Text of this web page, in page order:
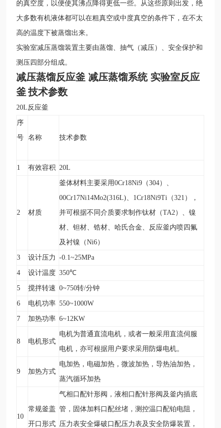
的真空度，以便使其沸点降得更低一些。从这些原则出发，绝
大多数有机液体都可以在粗真空或中度真空的条件下，在不太
高的温度下被蒸馏出来。
实验室减压蒸馏装置主要由蒸馏、抽气（减压）、安全保护和
测压四部分组成。
减压蒸馏反应釜 减压蒸馏系统 实验室反应
釜 技术参数
20L 反应釜
序
号
名称 技术参数
1 有效容积 20L
2 材质
釜体材料主要采用0Cr18Ni9（304）、
00Cr17Ni14Mo2(316L)、1Cr18Ni9Ti（321），
并可根据不同介质要求制作钛材（TA2）、镍
材、钽材、锆材、哈氏合金、反应釜内喷四氟
及衬镍（Ni6）
3 设计压力 -0.1~25MPa
4 设计温度 350℃
5 搅拌转速 0~750转/分钟
6 电机功率 550~1000W
7 加热功率 6~12KW
8 电机形式
电机为普通直流电机，或者一般采用直流伺服
电机，亦可根据用户要求采用防爆电机。
9 加热方式
电加热，电磁加热，微波加热，导热油加热，
蒸汽循环加热
10
常规釜盖
开口形式
气相口配针形阀，液相口配针形阀及釜内插底
管，固体加料口配丝堵，测控温口配铂电阻，
压力表安全爆破口配压力表及安全防爆装置，